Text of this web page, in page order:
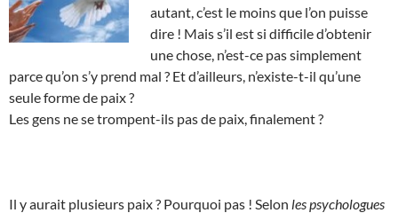
autant, c’est le moins que l’on puisse
dire ! Mais s’il est si difficile d’obtenir
une chose, n’est-ce pas simplement
parce qu’on s’y prend mal ? Et d’ailleurs, n’existe-t-il qu’une
seule forme de paix ?
Les gens ne se trompent-ils pas de paix, finalement ?
Il y aurait plusieurs paix ? Pourquoi pas ! Selon les psychologues